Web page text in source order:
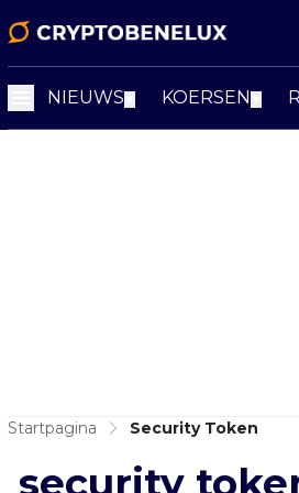
NIEUWS KOERSEN
Startpagina Security Token
security